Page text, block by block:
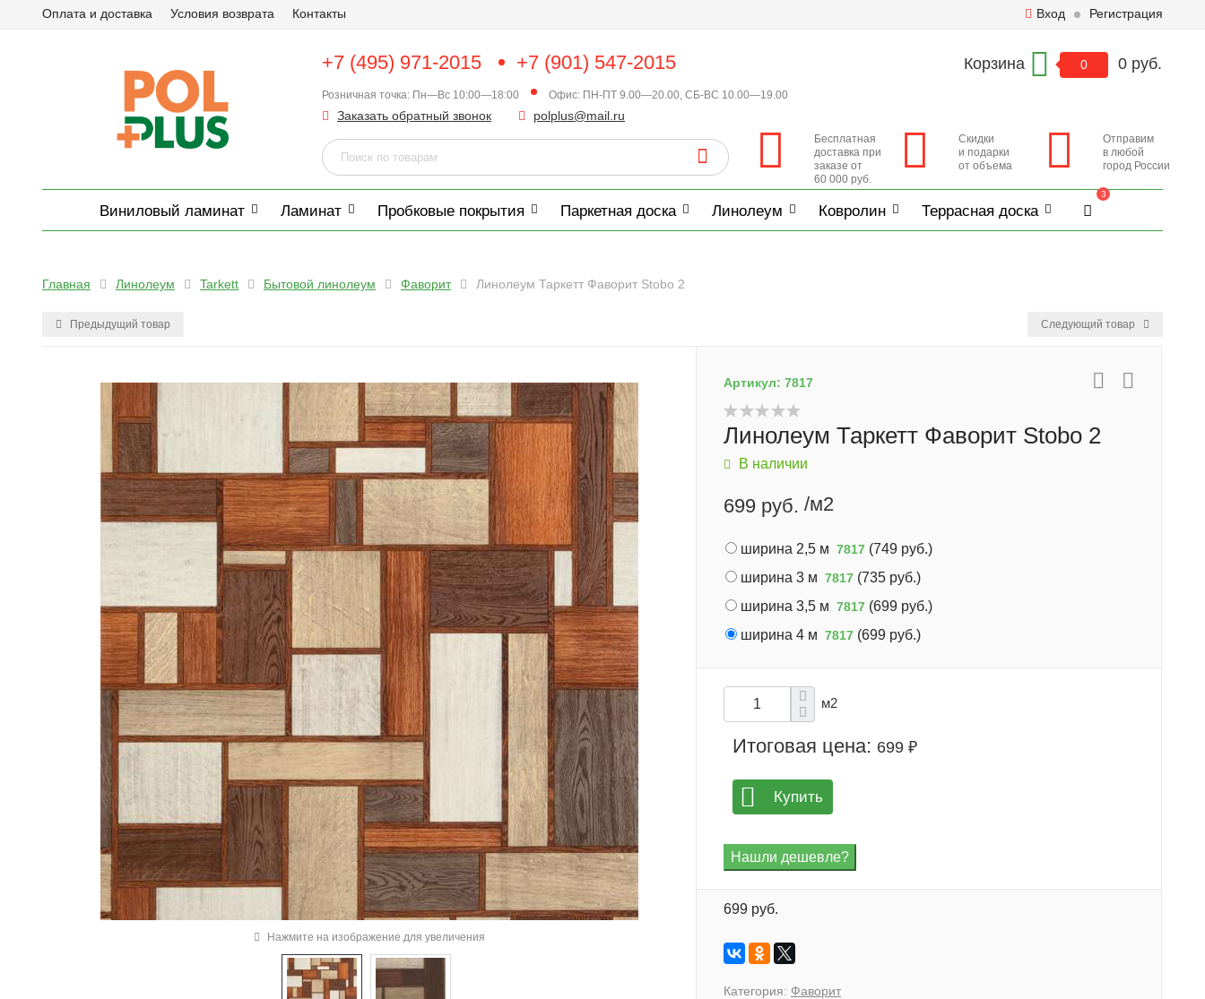
Оплата и доставка Условия возврата Контакты Вход Регистрация
+7 (495) 971-2015 +7 (901) 547-2015
Розничная точка: Пн—Вс 10:00—18:00 Офис: ПН-ПТ 9.00—20.00, СБ-ВС 10.00—19.00
Заказать обратный звонок polplus@mail.ru
Корзина 0 0 руб.
Бесплатная
доставка при
заказе от
60 000 руб.
Скидки
и подарки
от объема
Отправим
в любой
город России
Виниловый ламинат Ламинат Пробковые покрытия Паркетная доска Линолеум Ковролин Террасная доска
3
Главная Линолеум Tarkett Бытовой линолеум Фаворит Линолеум Таркетт Фаворит Stobo 2
Предыдущий товар Следующий товар
Нажмите на изображение для увеличения
Артикул: 7817
Линолеум Таркетт Фаворит Stobo 2
В наличии
699 руб. /м2
ширина 2,5 м 7817 (749 руб.)
ширина 3 м 7817 (735 руб.)
ширина 3,5 м 7817 (699 руб.)
ширина 4 м 7817 (699 руб.)
м2
Итоговая цена: 699 ₽
Купить
699 руб.
Категория: Фаворит